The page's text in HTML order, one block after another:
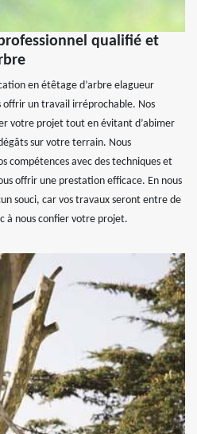
qualifié et
en étêtage d’arbre elagueur
offrir un travail irréprochable. Nos
votre projet tout en évitant d’abimer
sur votre terrain. Nous
compétences avec des techniques et
offrir une prestation efficace. En nous
souci, car vos travaux seront entre de
à nous confier votre projet.